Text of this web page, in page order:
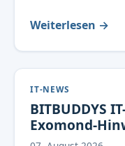
Weiterlesen →
IT-NEWS
BITBUDDYS
Exomond-